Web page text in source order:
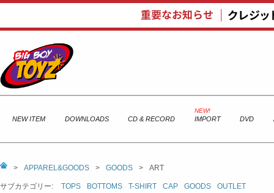
NEW ITEM DOWNLOADS CD & RECORD IMPORT DVD
> APPAREL&GOODS > GOODS > ART
サブカテゴリー: TOPS BOTTOMS T-SHIRT CAP GOODS OUTLET